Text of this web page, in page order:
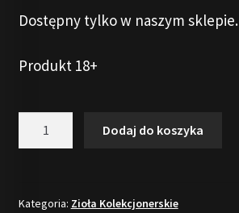
Dostępny tylko w naszym sklepie.
Produkt 18+
80x
Dodaj do koszyka
Kategoria: Zioła Kolekcjonerskie